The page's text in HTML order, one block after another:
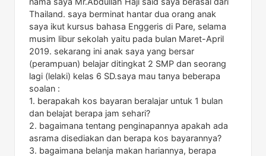
Thailand. saya berminat hantar dua orang anak
saya ikut kursus bahasa Enggeris di Pare, selama
musim libur sekolah yaitu pada bulan Maret-April
2019. sekarang ini anak saya yang bersar
(perampuan) belajar ditingkat 2 SMP dan seorang
lagi (lelaki) kelas 6 SD.saya mau tanya beberapa
soalan :
1. berapakah kos bayaran beralajar untuk 1 bulan
dan belajat berapa jam sehari?
2. bagaimana tentang penginapannya apakah ada
asrama disediakan dan berapa kos bayarannya?
3. bagaimana belanja makan hariannya, berapa